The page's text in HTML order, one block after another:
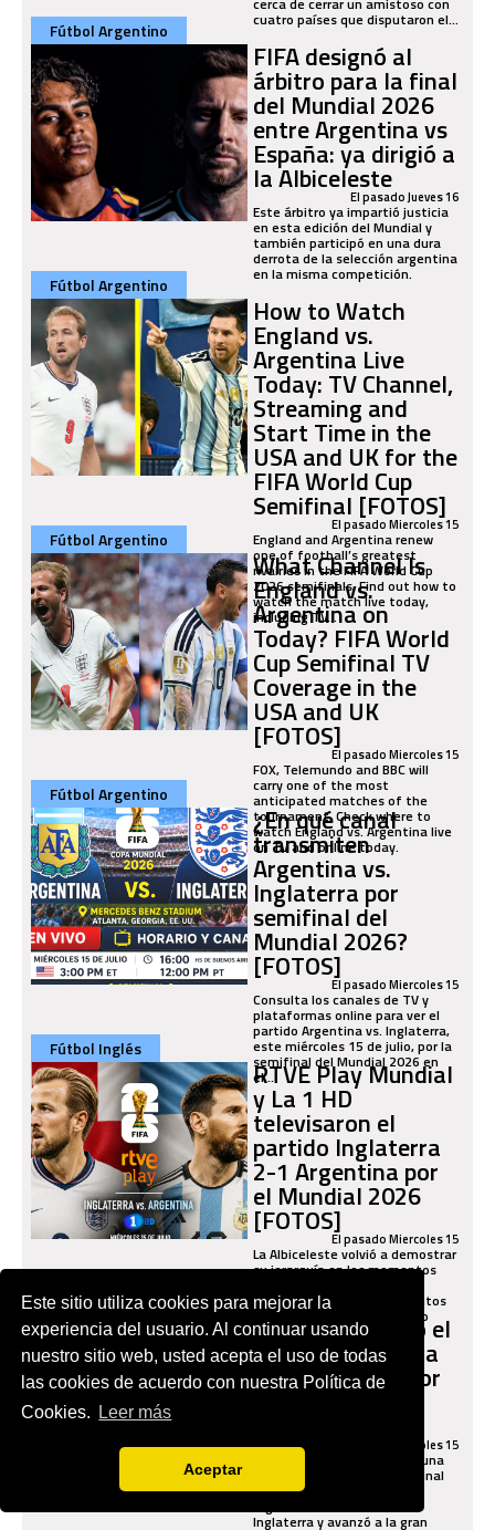
Este sitio utiliza cookies para mejorar la
experiencia del usuario. Al continuar usando
nuestro sitio web, usted acepta el uso de todas
las cookies de acuerdo con nuestra Política de
Cookies.
Leer más
Aceptar
cuatro países que disputaron el...
Fútbol Argentino
FIFA designó al
árbitro para la final
del Mundial 2026
entre Argentina vs
España: ya dirigió a
la AlbicelesteEl pasado Jueves 16
Este árbitro ya impartió justicia
en esta edición del Mundial y
también participó en una dura
derrota de la selección argentina
en la misma competición.
Fútbol Argentino
How to Watch
England vs.
Argentina Live
Today: TV Channel,
Streaming and
Start Time in the
USA and UK for the
FIFA World Cup
Semifinal [FOTOS]
El pasado Miercoles 15
England and Argentina renew
one of football’s greatest
rivalries in the FIFA World Cup
2026 semifinals. Find out how to
watch the match live today,
including TV...
Fútbol Argentino
What Channel Is
England vs.
Argentina on
Today? FIFA World
Cup Semifinal TV
Coverage in the
USA and UK
[FOTOS]El pasado Miercoles 15
FOX, Telemundo and BBC will
carry one of the most
anticipated matches of the
tournament. Check where to
watch England vs. Argentina live
on TV and online today.
Fútbol Argentino
¿En qué canal
transmiten
Argentina vs.
Inglaterra por
semifinal del
Mundial 2026?
[FOTOS]El pasado Miercoles 15
Consulta los canales de TV y
plataformas online para ver el
partido Argentina vs. Inglaterra,
este miércoles 15 de julio, por la
semifinal del Mundial 2026 en
el...
Fútbol Inglés
RTVE Play Mundial
y La 1 HD
televisaron el
partido Inglaterra
2-1 Argentina por
el Mundial 2026
[FOTOS]El pasado Miercoles 15
La Albiceleste volvió a demostrar
su jerarquía en los momentos
superar a Inglaterra con tantos
de Enzo Fernández y Lautaro
Martínez,...
Variados
ESPN transmitió el
partido Argentina
2-1 Inglaterra por
el Mundial 2026
El pasado Miercoles 15
Con carácter, experiencia y una
reacción letal en el tramo final
del encuentro, la selección
Inglaterra y avanzó a la gran